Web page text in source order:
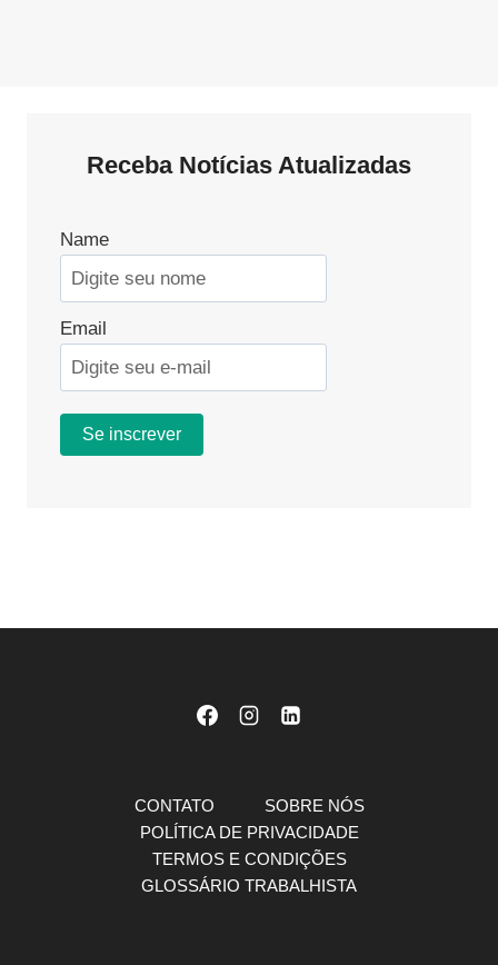
Receba Notícias Atualizadas
Name
Email
CONTATO
SOBRE NÓS
POLÍTICA DE PRIVACIDADE
TERMOS E CONDIÇÕES
GLOSSÁRIO TRABALHISTA